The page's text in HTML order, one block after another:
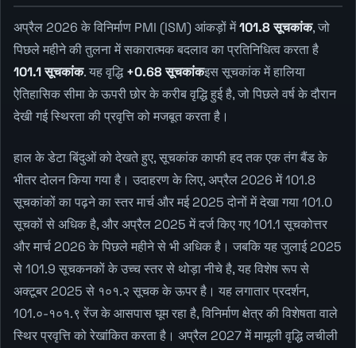
अप्रैल 2026 के विनिर्माण PMI (ISM) आंकड़ों में101.8 सूचकांक, जो
पिछले महीने की तुलना में सकारात्मक बदलाव का प्रतिनिधित्व करता है
101.1 सूचकांक. यह वृद्धि+0.68 सूचकांकइस सूचकांक में हालिया
ऐतिहासिक सीमा के ऊपरी छोर के करीब वृद्धि हुई है, जो पिछले वर्ष के दौरान
देखी गई स्थिरता की प्रवृत्ति को मजबूत करता है।
हाल के डेटा बिंदुओं को देखते हुए, सूचकांक काफी हद तक एक तंग बैंड के
भीतर दोलन किया गया है। उदाहरण के लिए, अप्रैल 2026 में 101.8
सूचकांकों का पढ़ने का स्तर मार्च और मई 2025 दोनों में देखा गया 101.0
सूचकों से अधिक है, और अप्रैल 2025 में दर्ज किए गए 101.1 सूचकोत्तर
और मार्च 2026 के पिछले महीने से भी अधिक है। जबकि यह जुलाई 2025
से 101.9 सूचकनकों के उच्च स्तर से थोड़ा नीचे है, यह विशेष रूप से
अक्टूबर 2025 से १०१.२ सूचक के ऊपर है। यह लगातार प्रदर्शन,
101.०-१०१.९ रेंज के आसपास घूम रहा है, विनिर्माण क्षेत्र की विशेषता वाले
स्थिर प्रवृत्ति को रेखांकित करता है। अप्रैल 2027 में मामूली वृद्धि लचीली